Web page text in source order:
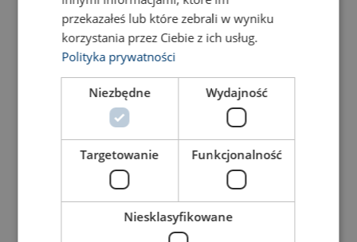
-
-
-
przekazałeś lub które zebrali w wyniku
korzystania przez Ciebie z ich usług.
Polityka prywatności
Niezbędne Wydajność
Targetowanie Funkcjonalność
Niesklasyfikowane